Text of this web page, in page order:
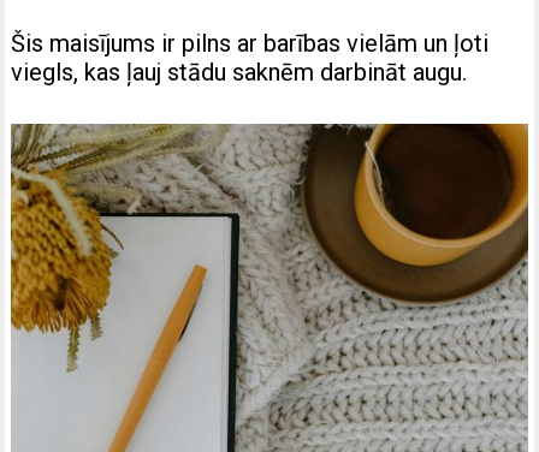
Šis maisījums ir pilns ar barības vielām un ļoti
viegls, kas ļauj stādu saknēm darbināt augu.